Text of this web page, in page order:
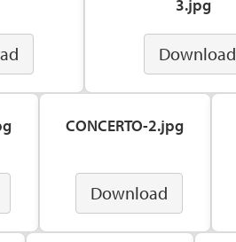
3.jpg
Download
CONCERTO-2.jpg
Download